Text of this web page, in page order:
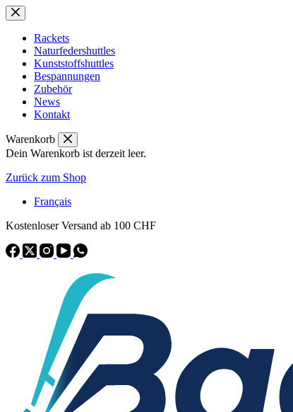
Zum
Inhalt
springenRackets
Naturfedershuttles
Kunststoffshuttles
Bespannungen
Zubehör
News
Kontakt
Warenkorb
Dein Warenkorb ist derzeit leer.
Zurück zum Shop
Français
Kostenloser Versand ab 100 CHF